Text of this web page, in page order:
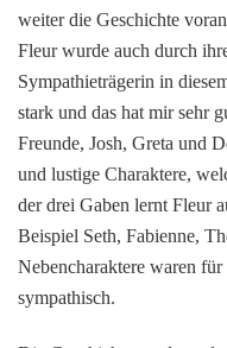
weiter die Geschichte
Fleur wurde auch durch
Sympathieträgerin in
stark und das hat mir sehr
Freunde, Josh, Greta und
und lustige Charaktere,
der drei Gaben lernt Fleur
Beispiel Seth, Fabienne,
Nebencharaktere waren
sympathisch.